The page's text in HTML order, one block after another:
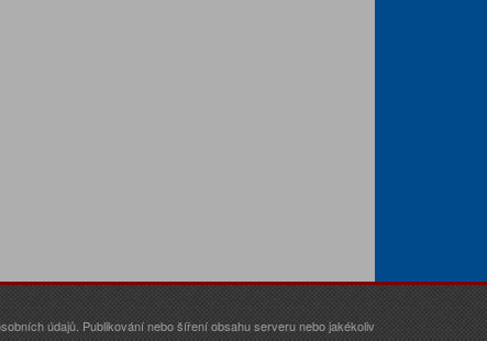
údajů. Publikování nebo šíření obsahu serveru nebo jakékoliv